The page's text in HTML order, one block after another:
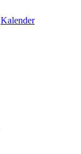
Kalender